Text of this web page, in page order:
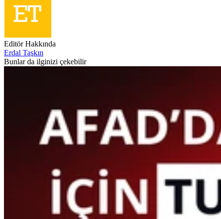
Editör Hakkında
Erdal Taşkın
Bunlar da ilginizi çekebilir